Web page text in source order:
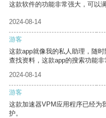
这款软件的功能非常强大，可以
2024-08-14
游客
这款app就像我的私人助理，随
查找资料，这款app的搜索功能
2024-08-14
游客
这款加速器VPM应用程序已经为
护。